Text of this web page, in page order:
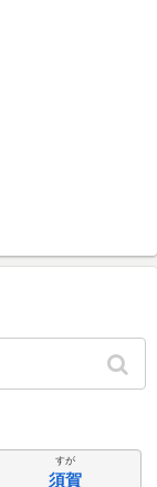
すが
須賀